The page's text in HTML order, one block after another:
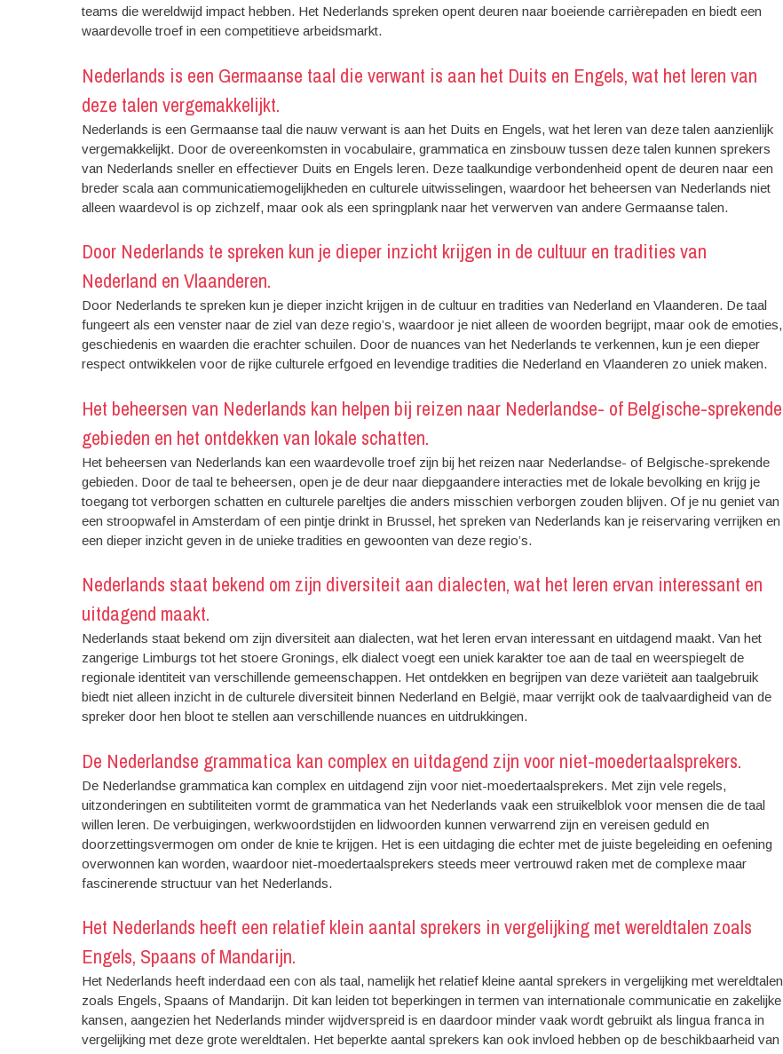
teams die wereldwijd impact hebben. Het Nederlands spreken opent deuren naar boeiende carrièrepaden en biedt een
waardevolle troef in een competitieve arbeidsmarkt.
Nederlands is een Germaanse taal die verwant is aan het Duits en Engels, wat het leren van
deze talen vergemakkelijkt.
Nederlands is een Germaanse taal die nauw verwant is aan het Duits en Engels, wat het leren van deze talen aanzienlijk
vergemakkelijkt. Door de overeenkomsten in vocabulaire, grammatica en zinsbouw tussen deze talen kunnen sprekers
van Nederlands sneller en effectiever Duits en Engels leren. Deze taalkundige verbondenheid opent de deuren naar een
breder scala aan communicatiemogelijkheden en culturele uitwisselingen, waardoor het beheersen van Nederlands niet
alleen waardevol is op zichzelf, maar ook als een springplank naar het verwerven van andere Germaanse talen.
Door Nederlands te spreken kun je dieper inzicht krijgen in de cultuur en tradities van
Nederland en Vlaanderen.
Door Nederlands te spreken kun je dieper inzicht krijgen in de cultuur en tradities van Nederland en Vlaanderen. De taal
fungeert als een venster naar de ziel van deze regio’s, waardoor je niet alleen de woorden begrijpt, maar ook de emoties,
geschiedenis en waarden die erachter schuilen. Door de nuances van het Nederlands te verkennen, kun je een dieper
respect ontwikkelen voor de rijke culturele erfgoed en levendige tradities die Nederland en Vlaanderen zo uniek maken.
Het beheersen van Nederlands kan helpen bij reizen naar Nederlandse- of Belgische-sprekende
gebieden en het ontdekken van lokale schatten.
Het beheersen van Nederlands kan een waardevolle troef zijn bij het reizen naar Nederlandse- of Belgische-sprekende
gebieden. Door de taal te beheersen, open je de deur naar diepgaandere interacties met de lokale bevolking en krijg je
toegang tot verborgen schatten en culturele pareltjes die anders misschien verborgen zouden blijven. Of je nu geniet van
een stroopwafel in Amsterdam of een pintje drinkt in Brussel, het spreken van Nederlands kan je reiservaring verrijken en
een dieper inzicht geven in de unieke tradities en gewoonten van deze regio’s.
Nederlands staat bekend om zijn diversiteit aan dialecten, wat het leren ervan interessant en
uitdagend maakt.
Nederlands staat bekend om zijn diversiteit aan dialecten, wat het leren ervan interessant en uitdagend maakt. Van het
zangerige Limburgs tot het stoere Gronings, elk dialect voegt een uniek karakter toe aan de taal en weerspiegelt de
regionale identiteit van verschillende gemeenschappen. Het ontdekken en begrijpen van deze variëteit aan taalgebruik
biedt niet alleen inzicht in de culturele diversiteit binnen Nederland en België, maar verrijkt ook de taalvaardigheid van de
spreker door hen bloot te stellen aan verschillende nuances en uitdrukkingen.
De Nederlandse grammatica kan complex en uitdagend zijn voor niet-moedertaalsprekers.
De Nederlandse grammatica kan complex en uitdagend zijn voor niet-moedertaalsprekers. Met zijn vele regels,
uitzonderingen en subtiliteiten vormt de grammatica van het Nederlands vaak een struikelblok voor mensen die de taal
willen leren. De verbuigingen, werkwoordstijden en lidwoorden kunnen verwarrend zijn en vereisen geduld en
doorzettingsvermogen om onder de knie te krijgen. Het is een uitdaging die echter met de juiste begeleiding en oefening
overwonnen kan worden, waardoor niet-moedertaalsprekers steeds meer vertrouwd raken met de complexe maar
fascinerende structuur van het Nederlands.
Het Nederlands heeft een relatief klein aantal sprekers in vergelijking met wereldtalen zoals
Engels, Spaans of Mandarijn.
Het Nederlands heeft inderdaad een con als taal, namelijk het relatief kleine aantal sprekers in vergelijking met wereldtalen
zoals Engels, Spaans of Mandarijn. Dit kan leiden tot beperkingen in termen van internationale communicatie en zakelijke
kansen, aangezien het Nederlands minder wijdverspreid is en daardoor minder vaak wordt gebruikt als lingua franca in
vergelijking met deze grote wereldtalen. Het beperkte aantal sprekers kan ook invloed hebben op de beschikbaarheid van